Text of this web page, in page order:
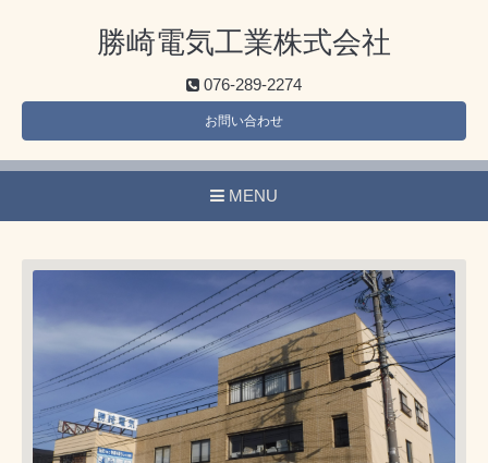
勝崎電気工業株式会社
076-289-2274
お問い合わせ
MENU